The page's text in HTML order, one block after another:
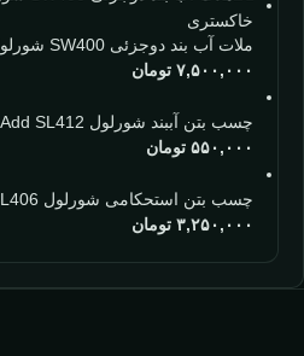
ملات آب بند دوجزئی SW400 شورلول (30 کیلوگرم) خاکستری
۷,۵۰۰,۰۰۰ تومان
چسب بتن آببند شورلول Sure Add SL412 یک کیلوگرم
۵۵۰,۰۰۰ تومان
چسب بتن استحکامی شورلول Sure Add SL406
۳,۲۵۰,۰۰۰ تومان